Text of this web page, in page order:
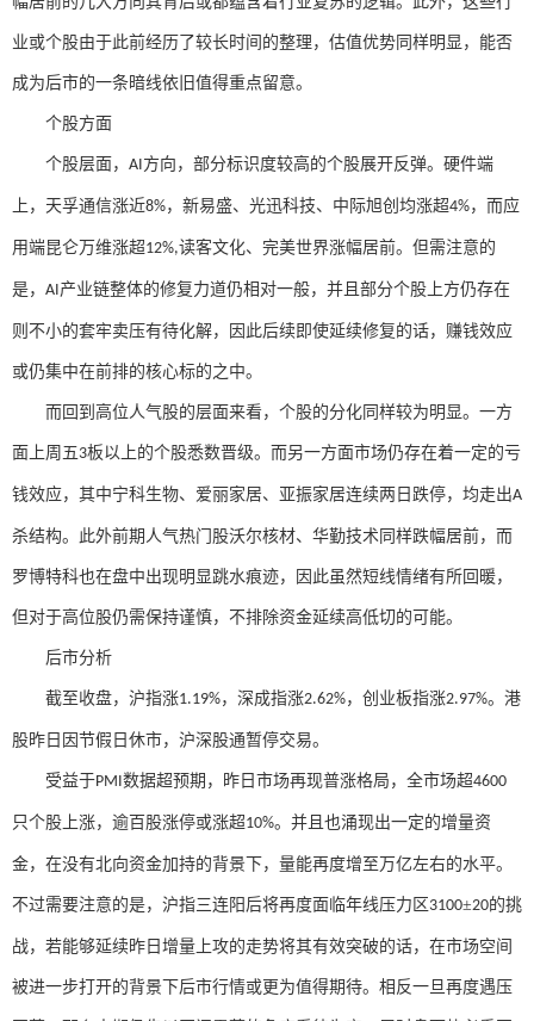
业或个股由于此前经历了较长时间的整理，估值优势同样明显，能否
成为后市的一条暗线依旧值得重点留意。
个股方面
个股层面， AI方向，部分标识度较高的个股展开反弹。硬件端
上，天孚通信涨近8%，新易盛、光迅科技、中际旭创均涨超4%，而应
用端昆仑万维涨超12%,读客文化、完美世界涨幅居前。但需注意的
是， AI产业链整体的修复力道仍相对一般，并且部分个股上方仍存在
则不小的套牢卖压有待化解，因此后续即使延续修复的话，赚钱效应
或仍集中在前排的核心标的之中。
而回到高位人气股的层面来看，个股的分化同样较为明显。一方
面上周五3板以上的个股悉数晋级。而另一方面市场仍存在着一定的亏
钱效应，其中宁科生物、爱丽家居、亚振家居连续两日跌停，均走出A
杀结构。此外前期人气热门股沃尔核材、华勤技术同样跌幅居前，而
罗博特科也在盘中出现明显跳水痕迹，因此虽然短线情绪有所回暖，
但对于高位股仍需保持谨慎，不排除资金延续高低切的可能。
后市分析
截至收盘，沪指涨1.19%，深成指涨2.62%，创业板指涨2.97%。港
股昨日因节假日休市，沪深股通暂停交易。
受益于PMI数据超预期，昨日市场再现普涨格局，全市场超4600
只个股上涨，逾百股涨停或涨超10%。并且也涌现出一定的增量资
金，在没有北向资金加持的背景下，量能再度增至万亿左右的水平。
不过需要注意的是，沪指三连阳后将再度面临年线压力区 3100±20的挑
战，若能够延续昨日增量上攻的走势将其有效突破的话，在市场空间
被进一步打开的背景下后市行情或更为值得期待。相反一旦再度遇压